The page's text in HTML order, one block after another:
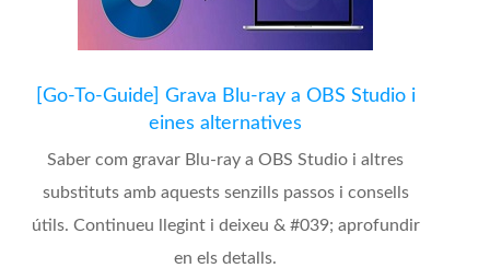
[Go-To-Guide] Grava Blu-ray a OBS Studio i
eines alternatives
Saber com gravar Blu-ray a OBS Studio i altres
substituts amb aquests senzills passos i consells
útils. Continueu llegint i deixeu & #039; aprofundir
en els detalls.